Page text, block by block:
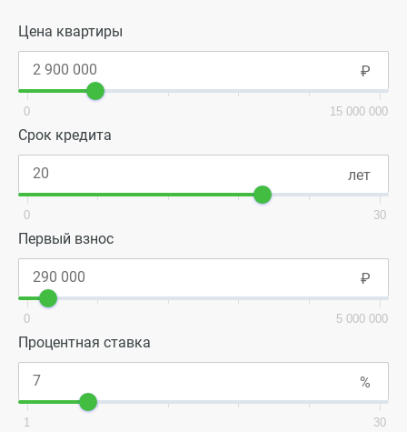
Цена квартиры
0 15 000 000
Срок кредита
0 30
Первый взнос
0 5 000 000
Процентная ставка
1 30